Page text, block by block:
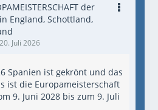
der
England, Schottland,
20. Juli 2026
Spanien ist gekrönt und das
ist die Europameisterschaft
9. Juni 2028 bis zum 9. Juli